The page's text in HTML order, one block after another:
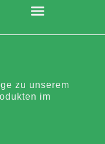
zu unserem
im